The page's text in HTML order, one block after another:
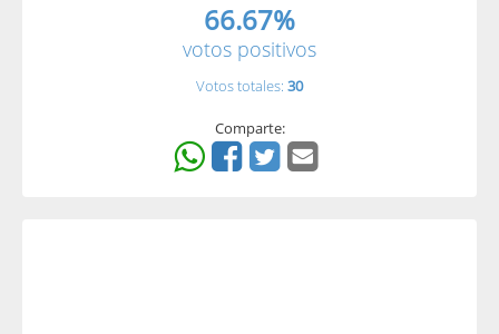
66.67%
votos positivos
Votos totales: 30
Comparte: